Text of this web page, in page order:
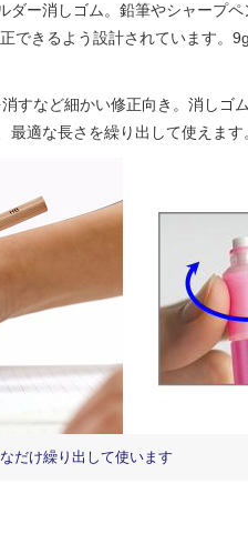
ー消しゴム。鉛筆やシャープペ
できるよう設計されています。
すなど細かい修正向き。消しゴ
適な長さを繰り出して使えます
だけ繰り出して使います